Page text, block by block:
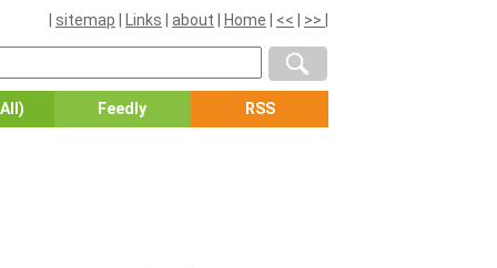
sitemap Links about Home << >>
Feedly RSS